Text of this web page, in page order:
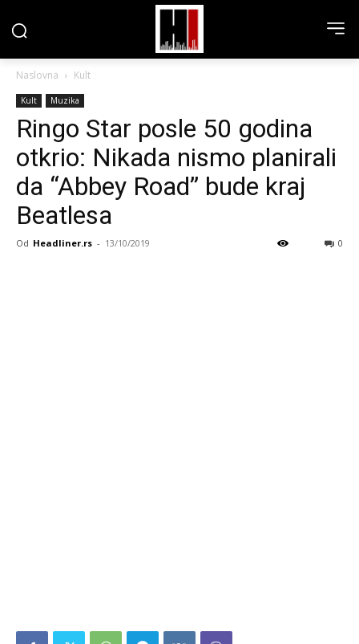
Naslovna Kult
Kult Muzika
Ringo Star posle 50 godina
otkrio: Nikada nismo planirali
da “Abbey Road” bude kraj
Beatlesa
Od Headliner.rs - 13/10/2019 0